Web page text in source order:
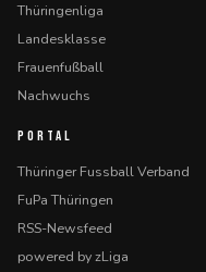
Thüringenliga
Landesklasse
Frauenfußball
Nachwuchs
PORTAL
Thüringer Fussball Verband
FuPa Thüringen
RSS-Newsfeed
powered by zLiga